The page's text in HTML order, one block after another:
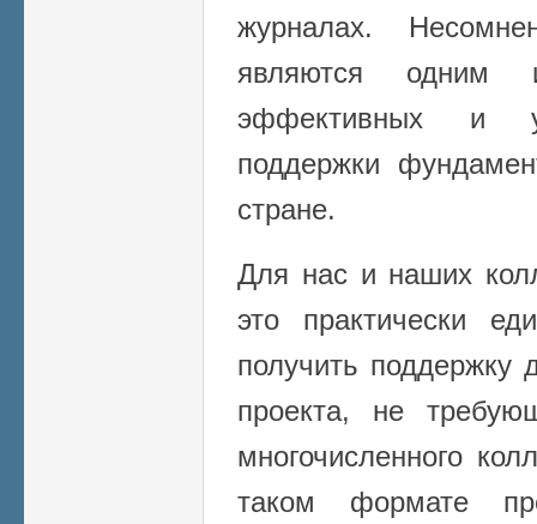
журналах.
являются одним
эффективных и
поддержки
стране.
Для нас и наших
это практически
получить поддержку
проекта, не
многочисленного
таком формате